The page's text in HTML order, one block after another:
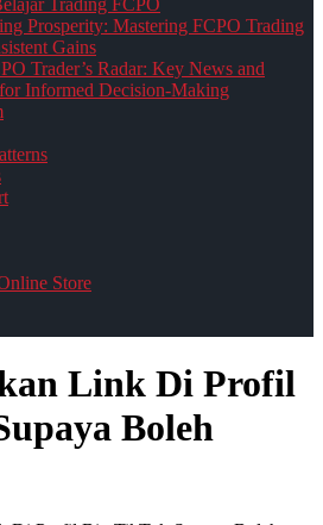
Trading FCPO
Prosperity: Mastering FCPO Trading
Gains
Trader’s Radar: Key News and
Informed Decision-Making
Store
Link Di Profil
Boleh